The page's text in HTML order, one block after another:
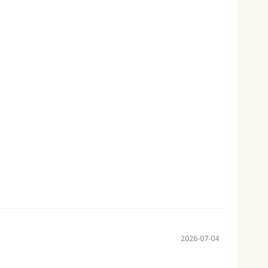
2026-07-04